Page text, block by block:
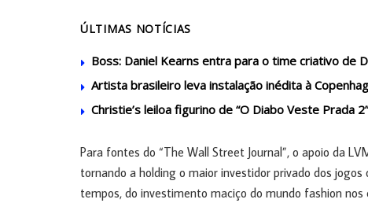
ÚLTIMAS NOTÍCIAS
Boss: Daniel Kearns entra para o time criativo de
Artista brasileiro leva instalação inédita à
Christie’s leiloa figurino de “O Diabo Veste Prada 2”
Para fontes do “The Wall Street Journal”, o apoio da
tornando a holding o maior investidor privado dos
tempos, do investimento maciço do mundo fashion nos